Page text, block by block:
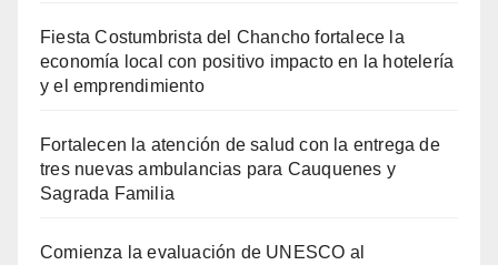
Fiesta Costumbrista del Chancho fortalece la
economía local con positivo impacto en la hotelería
y el emprendimiento
Fortalecen la atención de salud con la entrega de
tres nuevas ambulancias para Cauquenes y
Sagrada Familia
Comienza la evaluación de UNESCO al